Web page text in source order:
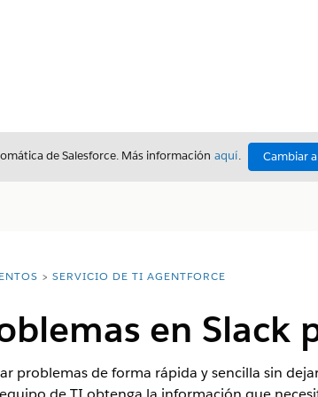
de Salesforce. Más información aquí. Cambiar
SERVICIO DE TI AGENTFORCE
en Slack
problemas de forma rápida y sencilla sin